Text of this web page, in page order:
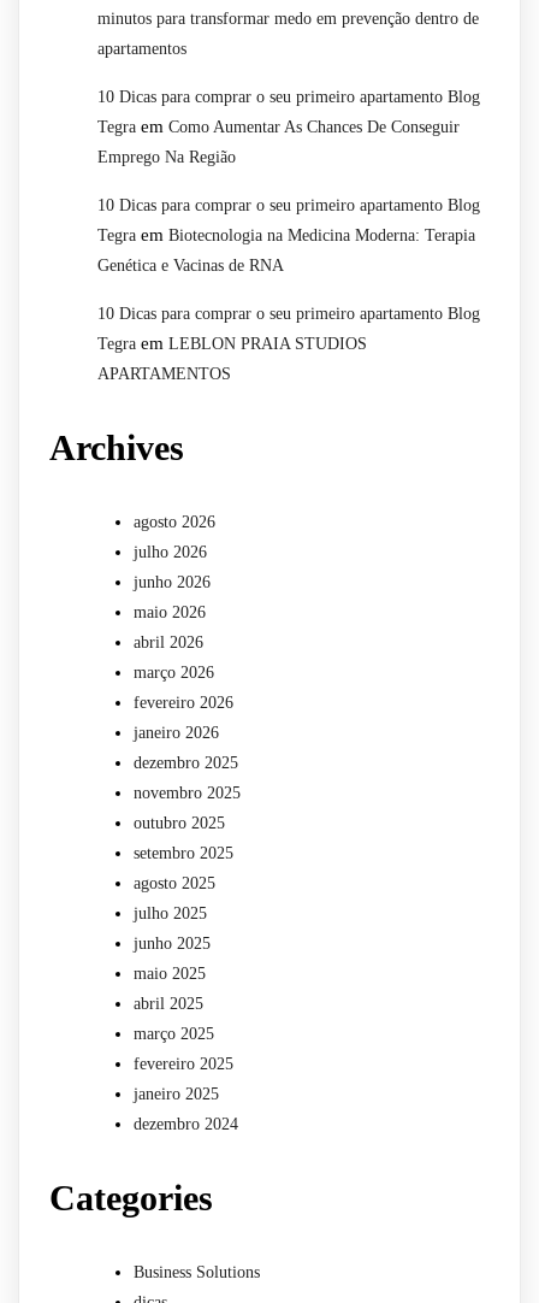
minutos para transformar medo em prevenção dentro de
apartamentos
10 Dicas para comprar o seu primeiro apartamento Blog
Tegra em Como Aumentar As Chances De Conseguir
Emprego Na Região
10 Dicas para comprar o seu primeiro apartamento Blog
Tegra em Biotecnologia na Medicina Moderna: Terapia
Genética e Vacinas de RNA
10 Dicas para comprar o seu primeiro apartamento Blog
Tegra em LEBLON PRAIA STUDIOS
APARTAMENTOS
Archives
agosto 2026
julho 2026
junho 2026
maio 2026
abril 2026
março 2026
fevereiro 2026
janeiro 2026
dezembro 2025
novembro 2025
outubro 2025
setembro 2025
agosto 2025
julho 2025
junho 2025
maio 2025
abril 2025
março 2025
fevereiro 2025
janeiro 2025
dezembro 2024
Categories
Business Solutions